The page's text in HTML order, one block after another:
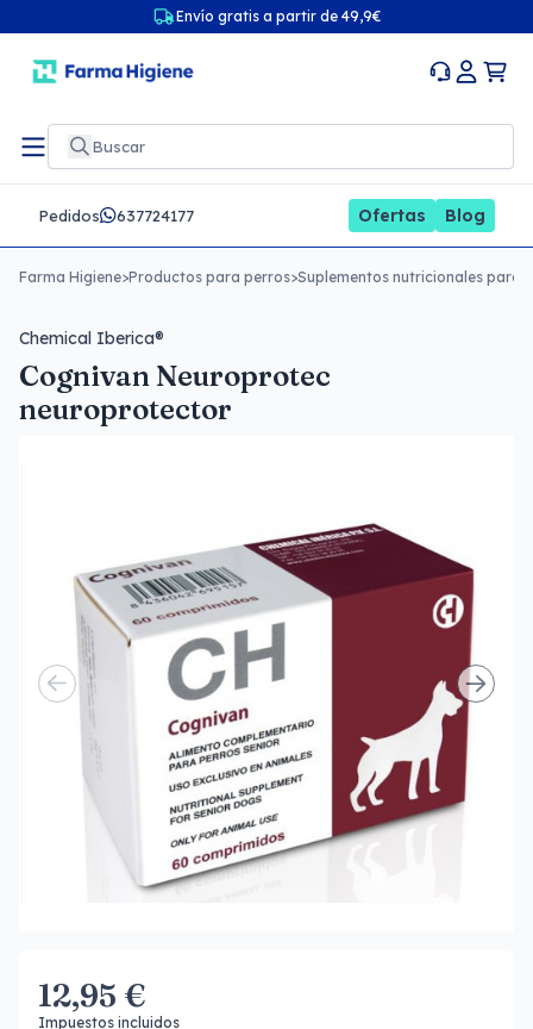
Envío gratis a partir de 49,9€
Pedidos 637724177 Ofertas Blog
Farma Higiene>Productos para perros>Suplementos nutricionales para
Chemical Iberica®
Cognivan Neuroprotec
neuroprotector
12,95 €
Impuestos incluidos